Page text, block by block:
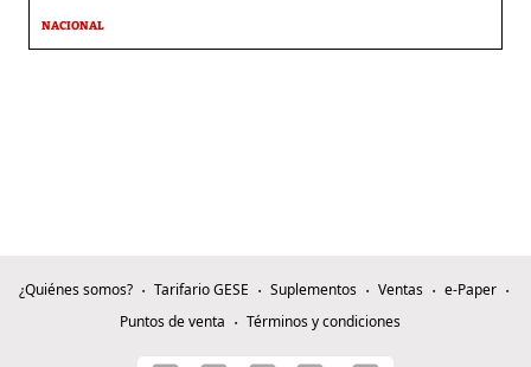
NACIONAL
¿Quiénes somos? Tarifario GESE Suplementos Ventas
e-Paper
Puntos de venta
Términos y condiciones